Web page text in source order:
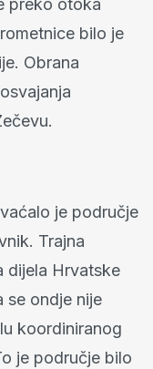
preko otoka
bilo je
Obrana
je područje
Trajna
dijela Hrvatske
se ondje nije
koordiniranog
je područje bilo